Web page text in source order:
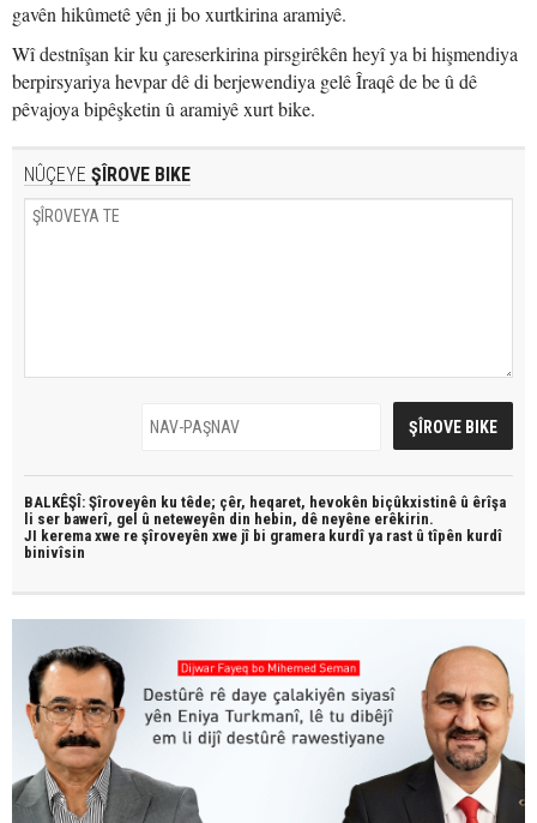
gavên hikûmetê yên ji bo xurtkirina aramiyê.
Wî destnîşan kir ku çareserkirina pirsgirêkên heyî ya bi hişmendiya
berpirsyariya hevpar dê di berjewendiya gelê Îraqê de be û dê
pêvajoya bipêşketin û aramiyê xurt bike.
NÛÇEYE ŞÎROVE BIKE
BALKÊŞÎ: Şîroveyên ku têde; çêr, heqaret, hevokên biçûkxistinê û êrîşa
li ser bawerî, gel û neteweyên din hebin, dê neyêne erêkirin.
JI kerema xwe re şîroveyên xwe jî bi gramera kurdî ya rast û tîpên kurdî
binivîsin